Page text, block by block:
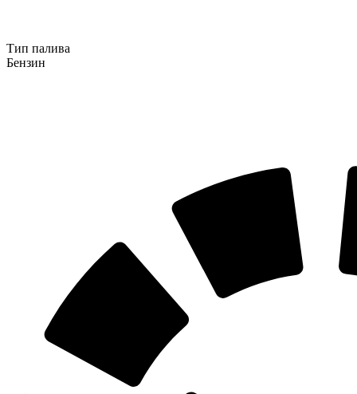
Тип палива
Бензин